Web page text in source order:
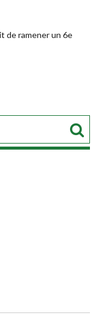
de ramener un 6e